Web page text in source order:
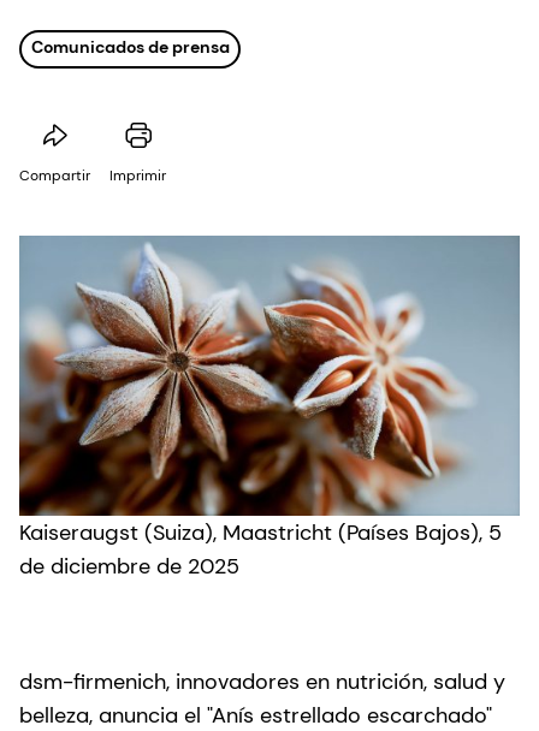
Comunicados de prensa
Compartir Imprimir
Kaiseraugst (Suiza), Maastricht (Países Bajos), 5
de diciembre de 2025
dsm-firmenich, innovadores en nutrición, salud y
belleza, anuncia el "Anís estrellado escarchado"